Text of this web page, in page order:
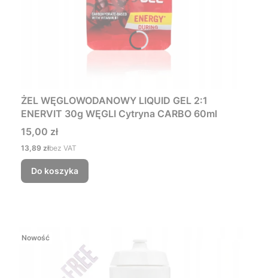
ŻEL WĘGLOWODANOWY LIQUID GEL 2:1
ENERVIT 30g WĘGLI Cytryna CARBO 60ml
Cena
15,00 zł
Cena
13,89 złbez VAT
Do koszyka
Nowość